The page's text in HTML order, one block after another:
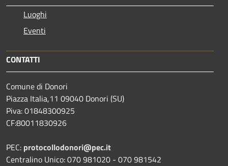
Luoghi
Eventi
CONTATTI
Comune di Donori
Piazza Italia,11 09040 Donori (SU)
Piva: 01848300925
CF:80011830926
PEC: protocollodonori@pec.it
Centralino Unico: 070 981020 - 070 981542